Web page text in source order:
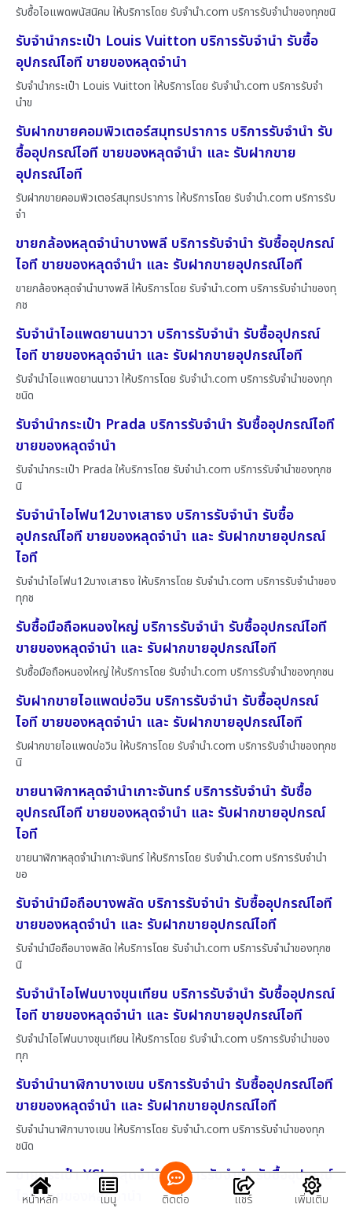
รับซื้อไอแพดพนัสนิคม ให้บริการโดย รับจํานํา.com บริการรับจำนำของทุกชนิ
รับจำนำกระเป๋า Louis Vuitton บริการรับจำนำ รับซื้อ
อุปกรณ์ไอที ขายของหลุดจำนำ
รับจำนำกระเป๋า Louis Vuitton ให้บริการโดย รับจํานํา.com บริการรับจำ
นำข
รับฝากขายคอมพิวเตอร์สมุทรปราการ บริการรับจำนำ รับ
ซื้ออุปกรณ์ไอที ขายของหลุดจำนำ และ รับฝากขาย
อุปกรณ์ไอที
รับฝากขายคอมพิวเตอร์สมุทรปราการ ให้บริการโดย รับจํานํา.com บริการรับ
จำ
ขายกล้องหลุดจำนำบางพลี บริการรับจำนำ รับซื้ออุปกรณ์
ไอที ขายของหลุดจำนำ และ รับฝากขายอุปกรณ์ไอที
ขายกล้องหลุดจำนำบางพลี ให้บริการโดย รับจํานํา.com บริการรับจำนำของทุ
กช
รับจำนำไอแพดยานนาวา บริการรับจำนำ รับซื้ออุปกรณ์
ไอที ขายของหลุดจำนำ และ รับฝากขายอุปกรณ์ไอที
รับจำนำไอแพดยานนาวา ให้บริการโดย รับจํานํา.com บริการรับจำนำของทุก
ชนิด
รับจำนำกระเป๋า Prada บริการรับจำนำ รับซื้ออุปกรณ์ไอที
ขายของหลุดจำนำ
รับจำนำกระเป๋า Prada ให้บริการโดย รับจํานํา.com บริการรับจำนำของทุกช
นิ
รับจำนำไอโฟน12บางเสาธง บริการรับจำนำ รับซื้อ
อุปกรณ์ไอที ขายของหลุดจำนำ และ รับฝากขายอุปกรณ์
ไอที
รับจำนำไอโฟน12บางเสาธง ให้บริการโดย รับจํานํา.com บริการรับจำนำของ
ทุกช
รับซื้อมือถือหนองใหญ่ บริการรับจำนำ รับซื้ออุปกรณ์ไอที
ขายของหลุดจำนำ และ รับฝากขายอุปกรณ์ไอที
รับซื้อมือถือหนองใหญ่ ให้บริการโดย รับจํานํา.com บริการรับจำนำของทุกชน
รับฝากขายไอแพดบ่อวิน บริการรับจำนำ รับซื้ออุปกรณ์
ไอที ขายของหลุดจำนำ และ รับฝากขายอุปกรณ์ไอที
รับฝากขายไอแพดบ่อวิน ให้บริการโดย รับจํานํา.com บริการรับจำนำของทุกช
นิ
ขายนาฬิกาหลุดจำนำเกาะจันทร์ บริการรับจำนำ รับซื้อ
อุปกรณ์ไอที ขายของหลุดจำนำ และ รับฝากขายอุปกรณ์
ไอที
ขายนาฬิกาหลุดจำนำเกาะจันทร์ ให้บริการโดย รับจํานํา.com บริการรับจำนำ
ขอ
รับจำนำมือถือบางพลัด บริการรับจำนำ รับซื้ออุปกรณ์ไอที
ขายของหลุดจำนำ และ รับฝากขายอุปกรณ์ไอที
รับจำนำมือถือบางพลัด ให้บริการโดย รับจํานํา.com บริการรับจำนำของทุกช
นิ
รับจำนำไอโฟนบางขุนเทียน บริการรับจำนำ รับซื้ออุปกรณ์
ไอที ขายของหลุดจำนำ และ รับฝากขายอุปกรณ์ไอที
รับจำนำไอโฟนบางขุนเทียน ให้บริการโดย รับจํานํา.com บริการรับจำนำของ
ทุก
รับจำนำนาฬิกาบางเขน บริการรับจำนำ รับซื้ออุปกรณ์ไอที
ขายของหลุดจำนำ และ รับฝากขายอุปกรณ์ไอที
รับจำนำนาฬิกาบางเขน ให้บริการโดย รับจํานํา.com บริการรับจำนำของทุก
ชนิด
ขายกระเป๋า YSL หลุดจำนำ บริการรับจำนำ รับซื้ออุปกรณ์
ไอที ขายของหลุดจำนำ
หน้าหลัก เมนู ติดต่อ แชร์ เพิ่มเติม